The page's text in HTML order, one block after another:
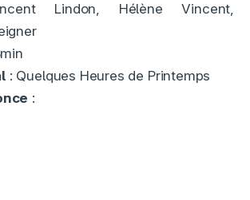
Lindon, Hélène Vincent,
: Quelques Heures de Printemps
: